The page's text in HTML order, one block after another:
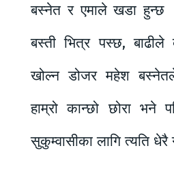
बस्नेत र एमाले खडा हुन्छ ।
बस्ती भित्र पस्छ, बाढीले
खोल्न डोजर महेश
हाम्रो कान्छो छोरा
सुकुम्वासीका लागि त्यति